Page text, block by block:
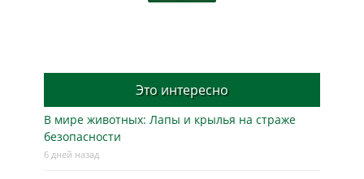
Это интересно
В мире животных: Лапы и крылья на страже
безопасности
6 дней назад